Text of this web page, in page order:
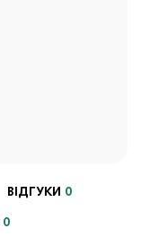
ВІДГУКИ 0
0